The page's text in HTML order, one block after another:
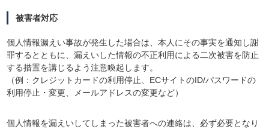
被害者対応
個人情報漏えい事故が発生した場合は、本人にその事実を通知し謝
罪するとともに、漏えいした情報の不正利用による二次被害を防止
する措置を講じるよう注意喚起します。
（例：クレジットカードの利用停止、ECサイトのID/パスワードの
利用停止・変更、メールアドレスの変更など）
個人情報を漏えいしてしまった被害者への連絡は、必ず必要となり